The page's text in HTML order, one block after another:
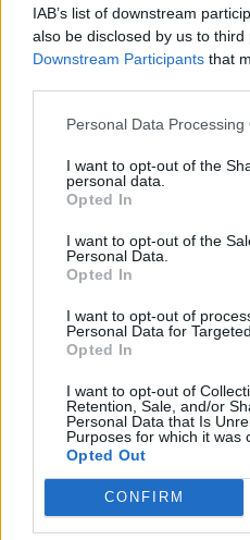
IAB’s list of downstream
also be disclosed by us to third
Downstream Participants that
Personal Data Processing
I want to opt-out of the
personal data.
Opted In
I want to opt-out of the
Personal Data.
Opted In
I want to opt-out of
Personal Data for
Opted In
I want to opt-out of
Retention, Sale, and/or
Personal Data that Is
Purposes for which it was
Opted Out
CONFIRM
TEMPO LIBERO
A Craveggia una
per famiglie con
Kirikù”